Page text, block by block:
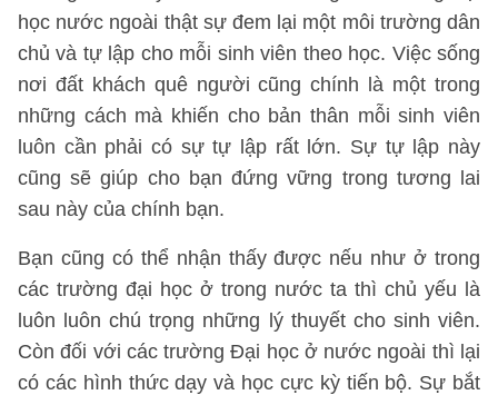
học nước ngoài thật sự đem lại một môi trường dân
chủ và tự lập cho mỗi sinh viên theo học. Việc sống
nơi đất khách quê người cũng chính là một trong
những cách mà khiến cho bản thân mỗi sinh viên
luôn cần phải có sự tự lập rất lớn. Sự tự lập này
cũng sẽ giúp cho bạn đứng vững trong tương lai
sau này của chính bạn.
Bạn cũng có thể nhận thấy được nếu như ở trong
các trường đại học ở trong nước ta thì chủ yếu là
luôn luôn chú trọng những lý thuyết cho sinh viên.
Còn đối với các trường Đại học ở nước ngoài thì lại
có các hình thức dạy và học cực kỳ tiến bộ. Sự bắt